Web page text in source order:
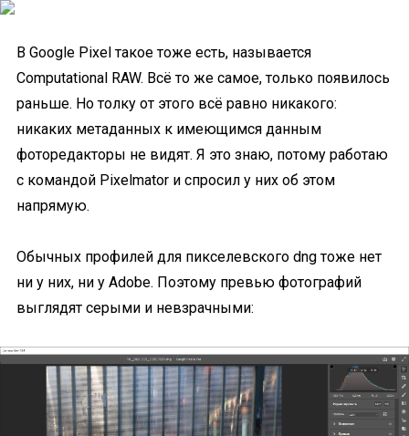
В Google Pixel такое тоже есть, называется
Computational RAW. Всё то же самое, только появилось
раньше. Но толку от этого всё равно никакого:
никаких метаданных к имеющимся данным
фоторедакторы не видят. Я это знаю, потому работаю
с командой Pixelmator и спросил у них об этом
напрямую.
Обычных профилей для пикселевского dng тоже нет
ни у них, ни у Adobe. Поэтому превью фотографий
выглядят серыми и невзрачными: